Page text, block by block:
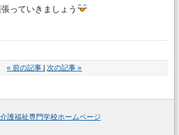
っていきましょう
« 前の記事 次の記事 »
護福祉専門学校ホームページ